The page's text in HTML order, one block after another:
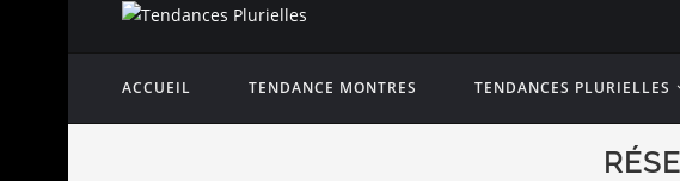
ACCUEIL TENDANCE MONTRES TENDANCES PLURIELLES